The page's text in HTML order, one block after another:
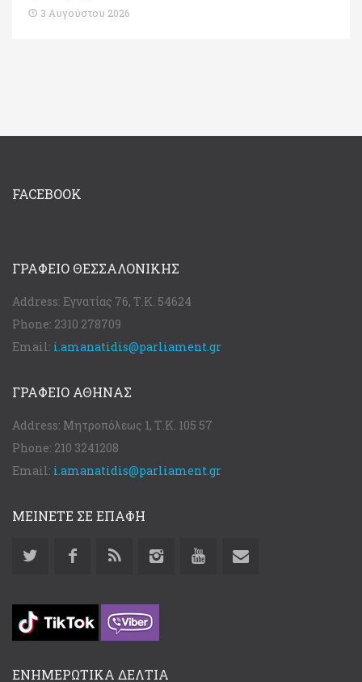
3 Αυγούστου 2026
FACEBOOK
ΓΡΑΦΕΊΟ ΘΕΣΣΑΛΟΝΊΚΗΣ
Address: Εγνατίας 76, Τ.Κ. 54624
Phone: 2310 278709
Email: i.amanatidis@parliament.gr
ΓΡΑΦΕΊΟ ΑΘΉΝΑΣ
Address: Μητροπόλεως 1, Τ.Κ. 105 57
Phone: 210 3241208
Email: i.amanatidis@parliament.gr
ΜΕΙΝΕΤΕ ΣΕ ΕΠΑΦΗ
ΕΝΗΜΕΡΩΤΙΚΑ ΔΕΛΤΙΑ